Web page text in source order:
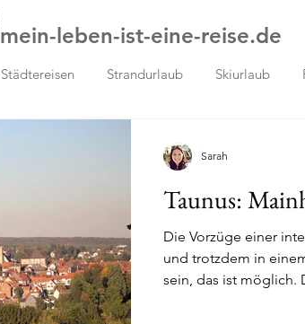
mein-leben-ist-eine-reise.de
Städtereisen Strandurlaub Skiurlaub
Taunus:
Die Vorzüge einer
und trotzdem in
sein, das ist möglich.
Sarah